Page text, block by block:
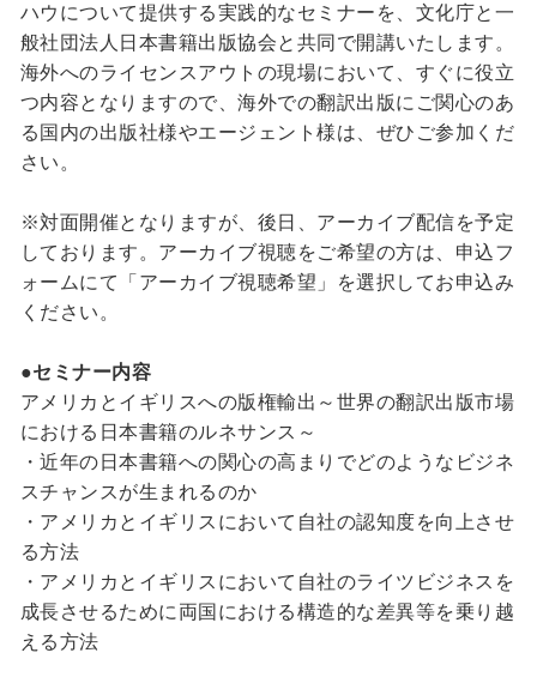
ハウについて提供する実践的なセミナーを、文化庁と一
般社団法人日本書籍出版協会と共同で開講いたします。
海外へのライセンスアウトの現場において、すぐに役立
つ内容となりますので、海外での翻訳出版にご関心のあ
る国内の出版社様やエージェント様は、ぜひご参加くだ
さい。
※対面開催となりますが、後日、アーカイブ配信を予定
しております。アーカイブ視聴をご希望の方は、申込フ
ォームにて「アーカイブ視聴希望」を選択してお申込み
ください。
●セミナー内容
アメリカとイギリスへの版権輸出～世界の翻訳出版市場
における日本書籍のルネサンス～
・近年の日本書籍への関心の高まりでどのようなビジネ
スチャンスが生まれるのか
・アメリカとイギリスにおいて自社の認知度を向上させ
る方法
・アメリカとイギリスにおいて自社のライツビジネスを
成長させるために両国における構造的な差異等を乗り越
える方法